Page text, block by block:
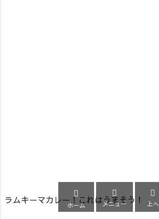
ラムキーマカレー！これはうまそう！

ホーム

メニュー

上へ